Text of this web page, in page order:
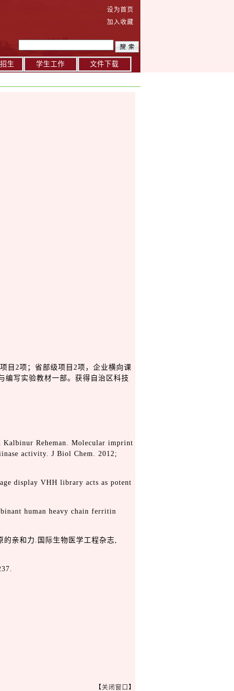
设为首页
加入收藏
生 学生工作 文件下载
目2项；省部级项目2项，企业横向课
编写实验教材一部。获得自治区科技
Reheman. Molecular imprint
activity. J Biol Chem. 2012;
display VHH library acts as potent
human heavy chain ferritin
的亲和力.国际生物医学工程杂志,
【关闭窗口 】